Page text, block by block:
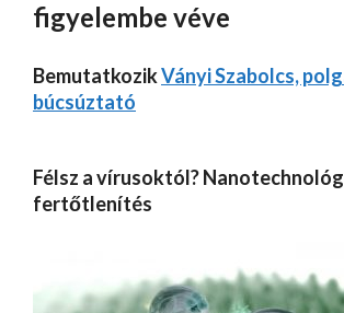
figyelembe véve
BemutatkozikVányi Szabolcs,
búcsúztató
Félsz a vírusoktól?
fertőtlenítés